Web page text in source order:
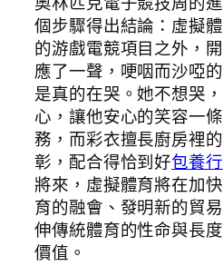
個步驟得出結論：虛擬
的游戲電競項目之外，
應了一聲，哽咽而沙啞
是真的在哭。她不想哭
心，讓他安心的笑容一
務，而彩衣擅長廚房裡
彰，配合得恰到好包養
將來，虛擬體育將在加
育的融會、發明新的貿
伸傳統體育的性命與長
價值。